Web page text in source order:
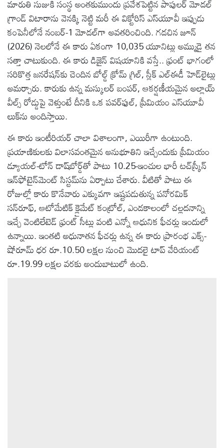
మారుతి సుజుకి సంస్థ అంతకుముందు ప్రవేశపెట్టిన పాపులర్ మోడల్
గ్రాండ్ విటారాను వెనక్కి నెట్టి మరీ ఈ విక్టోరిస్ ఎస్‌యూవీ ఇప్పుడు
కంపెనీలోనే నంబర్-1 మోడల్‌గా అవతరించింది. గడచిన జూన్
(2026) నెలలోనే ఈ కారు ఏకంగా 10,035 యూనిట్లు అమ్ముడై తన
సత్తా చాటుకుంది. ఈ కారు డిజైన్ విషయానికి వస్తే.. ఫ్రంట్ భాగంలో
సరికొత్త జనరేషన్‌కు చెందిన బోల్డ్ క్రోమ్ గ్రిల్, స్లీక్ ఎల్‌ఈడీ హెడ్‌లైట్లు
అమర్చారు. కారుకు ఉన్న మస్కులర్ బంపర్, ఆకర్షణీయమైన అల్లాయ్
వీల్స్ రోడ్డుపై వెళ్తుంటే దీనికి ఒక పవర్‌ఫుల్, ప్రీమియం ఎస్‌యూవీ
లుక్‌ను అందిస్తాయి.
ఈ కారు ఇంటీరియర్ చాలా విశాలంగా, ఎయిరీగా ఉంటుంది.
ప్రయాణికులకు విలాసవంతమైన అనుభూతిని ఇచ్చేందుకు ప్రీమియం
డ్యూయల్-టోన్ డాష్‌బోర్డ్‌తో పాటు 10.25-ఇంచుల భారీ టచ్‌స్క్రీన్
ఇన్‌ఫోటైన్‌మెంట్ సిస్టమ్‌ను ఏర్పాటు చేశారు. వీటితో పాటు ఈ
రోజుల్లో కారు కొనేవారు ఎక్కువగా ఇష్టపడుతున్న పనోరమిక్
సన్‌రూఫ్, ఆటోమేటిక్ క్లైమేట్ కంట్రోల్, ఎండకాలంలో చల్లదనాన్ని
ఇచ్చే వెంటిలేటెడ్ ఫ్రంట్ సీట్లు వంటి ఎన్నో ఆధునిక ఫీచర్లు ఇందులో
ఉన్నాయి. ఇంతటి అధునాతన ఫీచర్లు ఉన్న ఈ కారు ప్రారంభ ఎక్స్-
షోరూమ్ ధర రూ.10.50 లక్షల నుంచి మొదలై టాప్ వేరియంట్
రూ.19.99 లక్షల వరకు అందుబాటులో ఉంది.